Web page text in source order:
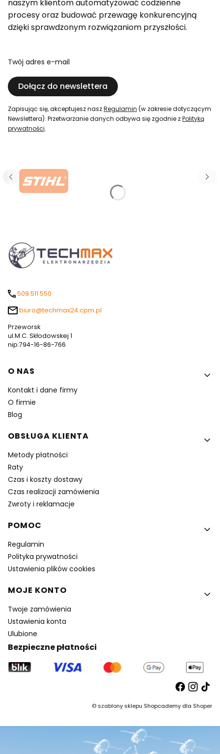
naszym klientom automatyzować codzienne
procesy oraz budować przewagę konkurencyjną
dzięki sprawdzonym rozwiązaniom przyszłości.
Twój adres e-mail
Dołącz do newslettera
Zapisując się, akceptujesz naszRegulamin (w zakresie dotyczącym
Newslettera). Przetwarzanie danych odbywa się zgodnie zPolityką
prywatności.
509 511 550
biuro@techmax24.cpm.pl
Przeworsk
ul.M.C. Skłodowskej 1
nip:794-16-86-766
Linki w stopce
O NAS
Kontakt i dane firmy
O firmie
Blog
OBSŁUGA KLIENTA
Metody płatności
Raty
Czas i koszty dostawy
Czas realizacji zamówienia
Zwroty i reklamacje
POMOC
Regulamin
Polityka prywatności
Ustawienia plików cookies
MOJE KONTO
Twoje zamówienia
Ustawienia konta
Ulubione
Bezpieczne płatności
©szablony sklepu Shopcademy dla Shoper